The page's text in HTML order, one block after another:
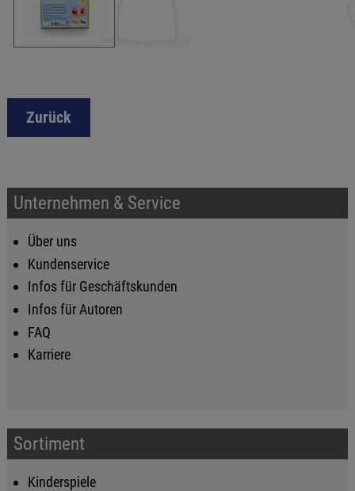
Zurück
Unternehmen & Service
Über uns
Kundenservice
Infos für Geschäftskunden
Infos für Autoren
FAQ
Karriere
Sortiment
Kinderspiele